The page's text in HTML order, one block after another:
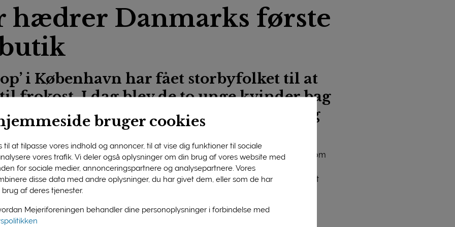
bruger cookies
til at tilpasse vores indhold og annoncer, til at vise dig funktioner til sociale
vores trafik. Vi deler også oplysninger om din brug af vores website med
for sociale medier, annonceringspartnere og analysepartnere. Vores
disse data med andre oplysninger, du har givet dem, eller som de har
af deres tjenester.
Mejeriforeningen behandler dine personoplysninger i forbindelse med
hædrer Danmarks første
i København har fået storbyfolket til at
frokost. I dag blev de to unge kvinder bag
med Mejeriforeningens ’Mælkepris’ og
som helt konkret demonstrerer udviklingspotentialet i et godt basisprodukt som
en sundhedstrend og har medvirket til at få moderne forbrugere til at spise
mindre imponerende. Der et tale om en original idé, som helt klart fortjener et
direktør, Jørgen Hald Christensen, at den kombinerede butik og café
bliver hædret med årets ’Mælkepris’.